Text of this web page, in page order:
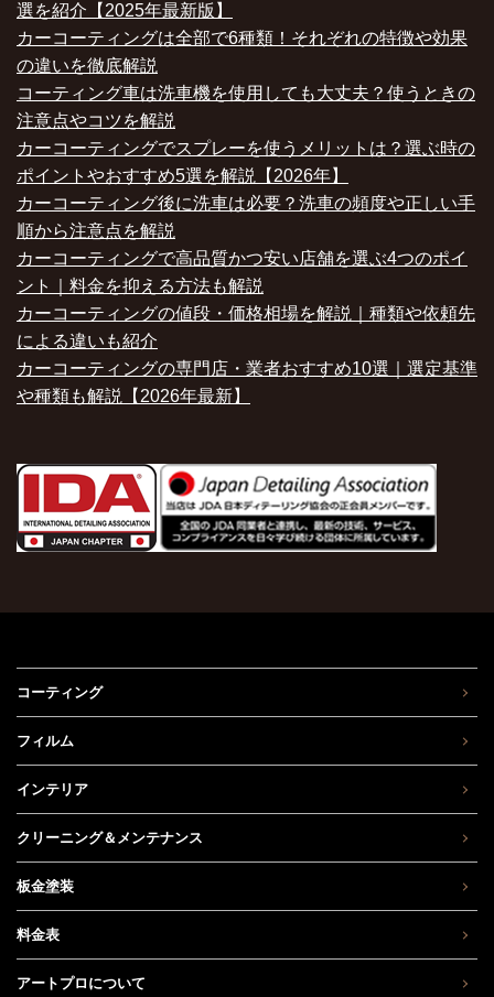
選を紹介【2025年最新版】
カーコーティングは全部で6種類！それぞれの特徴や効果
の違いを徹底解説
コーティング車は洗車機を使用しても大丈夫？使うときの
注意点やコツを解説
カーコーティングでスプレーを使うメリットは？選ぶ時の
ポイントやおすすめ5選を解説【2026年】
カーコーティング後に洗車は必要？洗車の頻度や正しい手
順から注意点を解説
カーコーティングで高品質かつ安い店舗を選ぶ4つのポイ
ント｜料金を抑える方法も解説
カーコーティングの値段・価格相場を解説｜種類や依頼先
による違いも紹介
カーコーティングの専門店・業者おすすめ10選｜選定基準
や種類も解説【2026年最新】
コーティング
フィルム
インテリア
クリーニング＆メンテナンス
板金塗装
料金表
アートプロについて